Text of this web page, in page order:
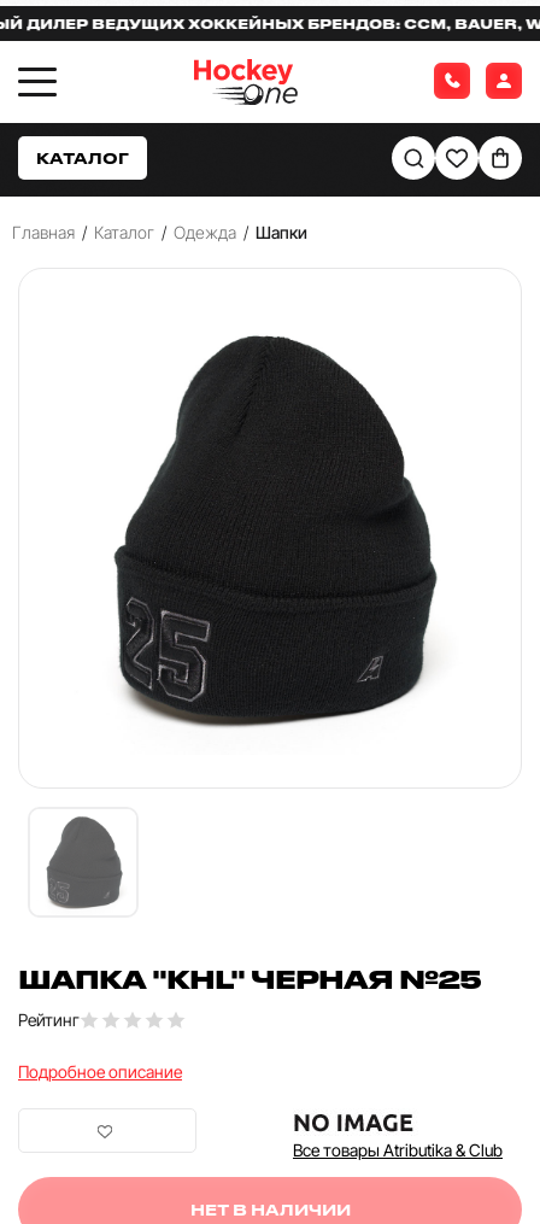
ВЕДУЩИХ ХОККЕЙНЫХ БРЕНДОВ: CCM, BAUER,
КАТАЛОГ
Главная / Каталог / Одежда / Шапки
ШАПКА "KHL" ЧЕРНАЯ №25
Рейтинг
Подробное описание
Все товары Atributika & Club
НЕТ В НАЛИЧИИ